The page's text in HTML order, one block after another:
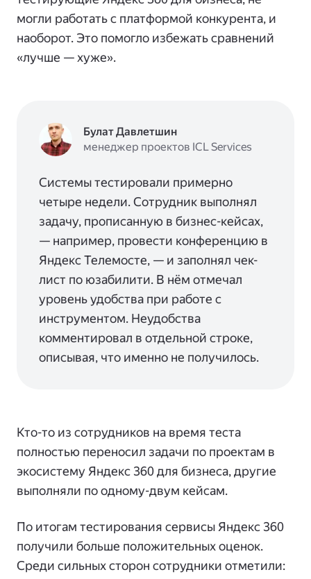
могли работать с платформой конкурента, и
наоборот. Это помогло избежать сравнений
«лучше — хуже».
Булат Давлетшин
менеджер проектов ICL Services
Системы тестировали примерно
четыре недели. Сотрудник выполнял
задачу, прописанную в бизнес-кейсах,
— например, провести конференцию в
Яндекс Телемосте, — и заполнял чек-
лист по юзабилити. В нём отмечал
уровень удобства при работе с
инструментом. Неудобства
комментировал в отдельной строке,
описывая, что именно не получилось.
Кто-то из сотрудников на время теста
полностью переносил задачи по проектам в
экосистему Яндекс 360 для бизнеса, другие
выполняли по одному-двум кейсам.
По итогам тестирования сервисы Яндекс 360
получили больше положительных оценок.
Среди сильных сторон сотрудники отметили: